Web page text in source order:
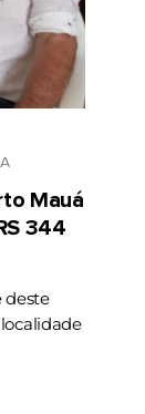
Mauá
344
deste